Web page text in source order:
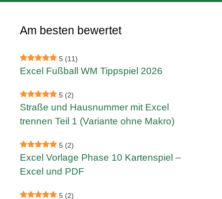
Am besten bewertet
5 (11)
Excel Fußball WM Tippspiel 2026
5 (2)
Straße und Hausnummer mit Excel
trennen Teil 1 (Variante ohne Makro)
5 (2)
Excel Vorlage Phase 10 Kartenspiel –
Excel und PDF
5 (2)